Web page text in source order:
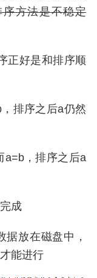
方法是不稳定
正好是和排序顺
排序之后a仍然
a=b，排序之后a
成
据放在磁盘中，
能进行